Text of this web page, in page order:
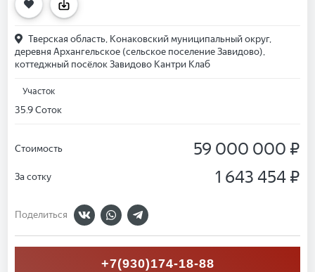
Тверская область, Конаковский муниципальный округ,
деревня Архангельское (сельское поселение Завидово),
коттеджный посёлок Завидово Кантри Клаб
Участок
35.9 Соток
Стоимость 59 000 000 ₽
За сотку 1 643 454 ₽
Поделиться
+7(930)174-18-88